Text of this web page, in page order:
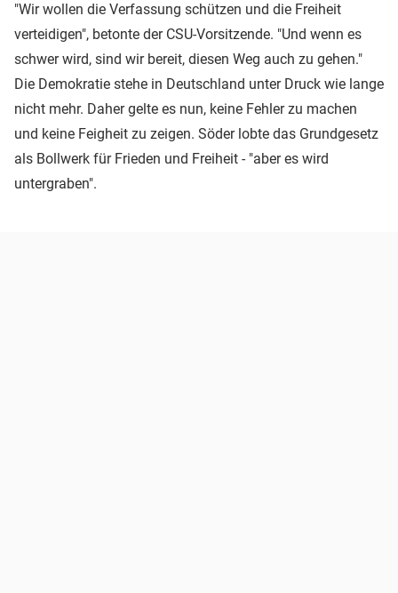
"Wir wollen die Verfassung schützen und die Freiheit
verteidigen", betonte der CSU-Vorsitzende. "Und wenn es
schwer wird, sind wir bereit, diesen Weg auch zu gehen."
Die Demokratie stehe in Deutschland unter Druck wie lange
nicht mehr. Daher gelte es nun, keine Fehler zu machen
und keine Feigheit zu zeigen. Söder lobte das Grundgesetz
als Bollwerk für Frieden und Freiheit - "aber es wird
untergraben".